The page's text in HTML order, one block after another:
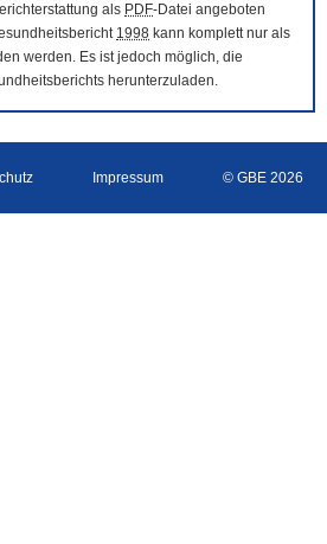
als PDF-Datei angeboten
1998 kann komplett nur als
werden. Es ist jedoch möglich, die
herunterzuladen.
Impressum © GBE 2026